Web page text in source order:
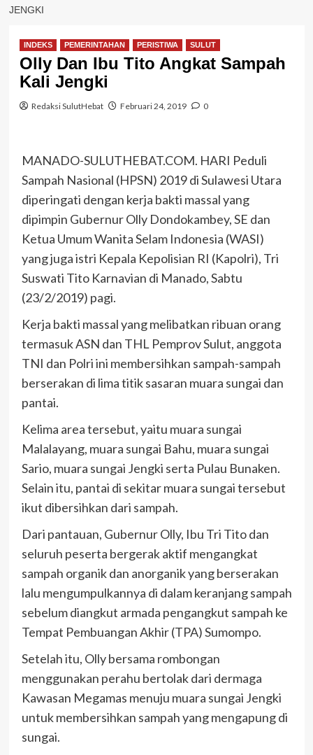
JENGKI
INDEKS PEMERINTAHAN PERISTIWA SULUT
Olly Dan Ibu Tito Angkat Sampah
Kali Jengki
Redaksi SulutHebat Februari 24, 2019 0
MANADO-SULUTHEBAT.COM. HARI Peduli
Sampah Nasional (HPSN) 2019 di Sulawesi Utara
diperingati dengan kerja bakti massal yang
dipimpin Gubernur Olly Dondokambey, SE dan
Ketua Umum Wanita Selam Indonesia (WASI)
yang juga istri Kepala Kepolisian RI (Kapolri), Tri
Suswati Tito Karnavian di Manado, Sabtu
(23/2/2019) pagi.
Kerja bakti massal yang melibatkan ribuan orang
termasuk ASN dan THL Pemprov Sulut, anggota
TNI dan Polri ini membersihkan sampah-sampah
berserakan di lima titik sasaran muara sungai dan
pantai.
Kelima area tersebut, yaitu muara sungai
Malalayang, muara sungai Bahu, muara sungai
Sario, muara sungai Jengki serta Pulau Bunaken.
Selain itu, pantai di sekitar muara sungai tersebut
ikut dibersihkan dari sampah.
Dari pantauan, Gubernur Olly, Ibu Tri Tito dan
seluruh peserta bergerak aktif mengangkat
sampah organik dan anorganik yang berserakan
lalu mengumpulkannya di dalam keranjang sampah
sebelum diangkut armada pengangkut sampah ke
Tempat Pembuangan Akhir (TPA) Sumompo.
Setelah itu, Olly bersama rombongan
menggunakan perahu bertolak dari dermaga
Kawasan Megamas menuju muara sungai Jengki
untuk membersihkan sampah yang mengapung di
sungai.